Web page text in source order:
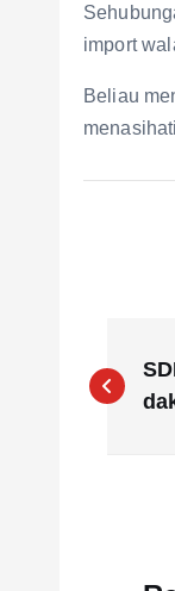
import
Beliau
o